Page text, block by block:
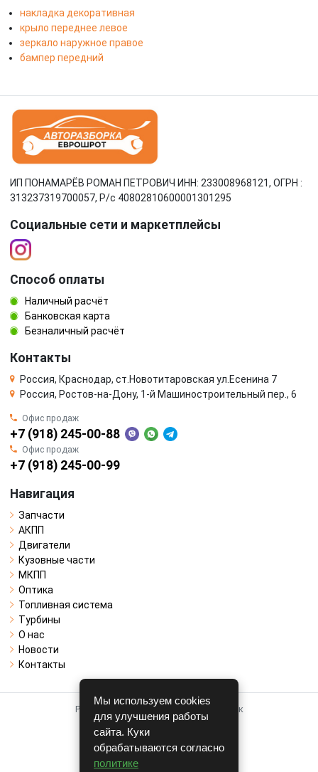
накладка декоративная
крыло переднее левое
зеркало наружное правое
бампер передний
ИП ПОНАМАРЁВ РОМАН ПЕТРОВИЧ ИНН: 233008968121, ОГРН :
313237319700057, Р/c 40802810600001301295
Социальные сети и маркетплейсы
Способ оплаты
Наличный расчёт
Банковская карта
Безналичный расчёт
Контакты
Россия, Краснодар, ст.Новотитаровская ул.Есенина 7
Россия, Ростов-на-Дону, 1-й Машиностроительный пер., 6
Офис продаж
+7 (918) 245-00-88
Офис продаж
+7 (918) 245-00-99
Навигация
Запчасти
АКПП
Двигатели
Кузовные части
МКПП
Оптика
Топливная система
Турбины
О нас
Новости
Контакты
Работает на системе для авторазборок
CARRO.БИЗНЕС
Полная версия
© COPYRIGHT 2026 г.
Мы используем cookies
для улучшения работы
сайта. Куки
обрабатываются согласно
политике